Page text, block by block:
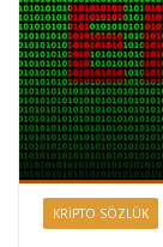
KRIPTO SÖZLÜK